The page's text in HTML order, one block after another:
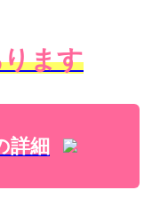
ます
詳細